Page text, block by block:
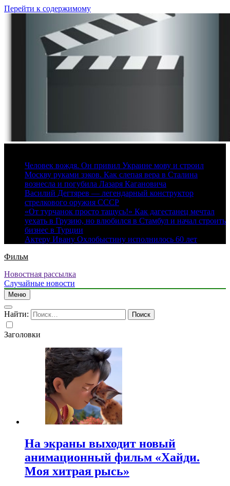
Перейти к содержимому
Человек вождя. Он привил Украине мову и строил
Москву руками зэков. Как слепая вера в Сталина
вознесла и погубила Лазаря Кагановича
Василий Дегтярев — легендарный конструктор
стрелкового оружия СССР
«От турчанок просто тащусь!» Как дагестанец мечтал
уехать в Грузию, но влюбился в Стамбул и начал строить
бизнес в Турции
Актеру Ивану Охлобыстину исполнилось 60 лет
Фильм
Новостная рассылка
Случайные новости
Меню
Найти:
Заголовки
На экраны выходит новый
анимационный фильм «Хайди.
Моя хитрая рысь»